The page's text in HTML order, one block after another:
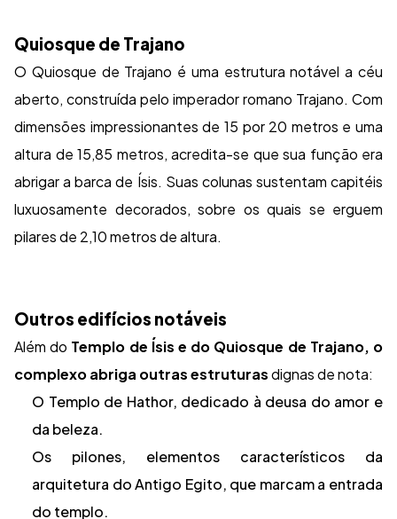
Quiosque de Trajano
O Quiosque de Trajano é uma estrutura notável a céu
aberto, construída pelo imperador romano Trajano. Com
dimensões impressionantes de 15 por 20 metros e uma
altura de 15,85 metros, acredita-se que sua função era
abrigar a barca de Ísis. Suas colunas sustentam capitéis
luxuosamente decorados, sobre os quais se erguem
pilares de 2,10 metros de altura.
Outros edifícios notáveis
Além do Templo de Ísis e do Quiosque de Trajano, o
complexo abriga outras estruturasdignas de nota:
O Templo de Hathor, dedicado à deusa do amor e
da beleza.
Os pilones, elementos característicos da
arquitetura do Antigo Egito, que marcam a entrada
do templo.